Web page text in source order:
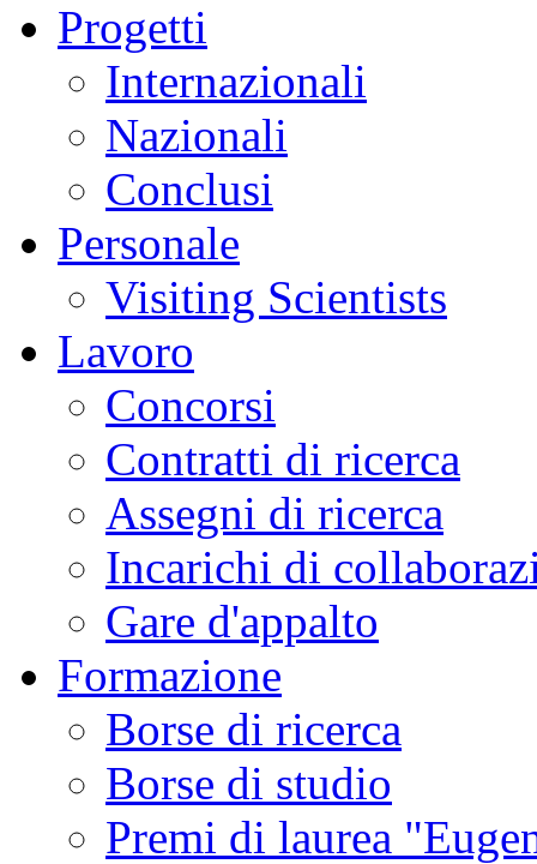
Progetti
Internazionali
Nazionali
Conclusi
Personale
Visiting Scientists
Lavoro
Concorsi
Contratti di ricerca
Assegni di ricerca
Incarichi di
Gare d'appalto
Formazione
Borse di ricerca
Borse di studio
Premi di laurea